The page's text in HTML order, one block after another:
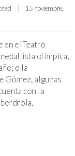
|
15 noviembre,
en el Teatro
olímpica,
o la
Gómez, algunas
con la